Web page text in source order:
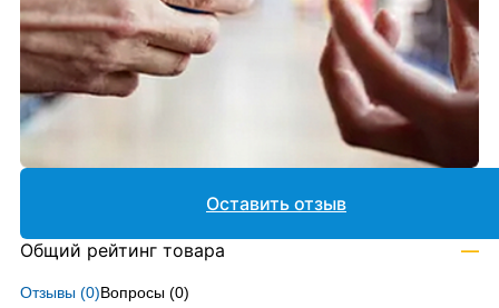
Отзывы (0)Вопросы (0)
Оставить отзыв
Общий рейтинг товара —